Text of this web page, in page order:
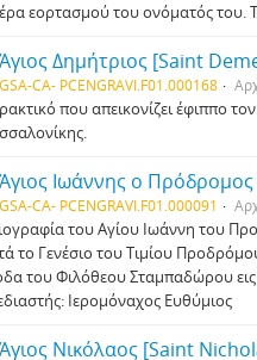
εορτασμού του ονόματός του.
Δημήτριος [Saint
CA- PCENGRAVI.F01.000168
που απεικονίζει έφιππο
Ιωάννης ο
CA- PCENGRAVI.F01.000091
του Αγίου Ιωάννη του
το Γενέσιο του Τιμίου
του Φιλόθεου Σταμπαδώρου
Ιερομόναχος Ευθύμιος
Νικόλαος [Saint